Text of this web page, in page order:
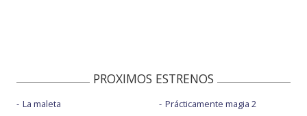
PROXIMOS ESTRENOS
La maleta
Prácticamente magia 2